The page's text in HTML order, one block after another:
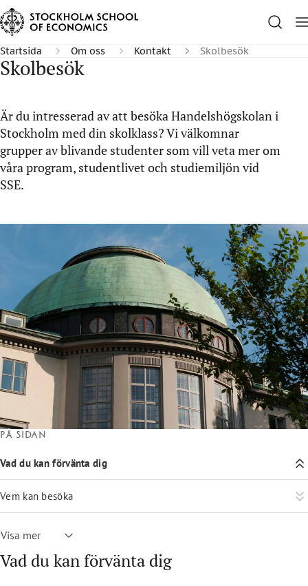
Startsida Om oss Kontakt Skolbesök
Skolbesök
Är du intresserad av att besöka Handelshögskolan i
Stockholm med din skolklass? Vi välkomnar
grupper av blivande studenter som vill veta mer om
våra program, studentlivet och studiemiljön vid
SSE.
Vad du kan förvänta dig
På sidan
Vad du kan förvänta dig
Vem kan besöka
Visa mer